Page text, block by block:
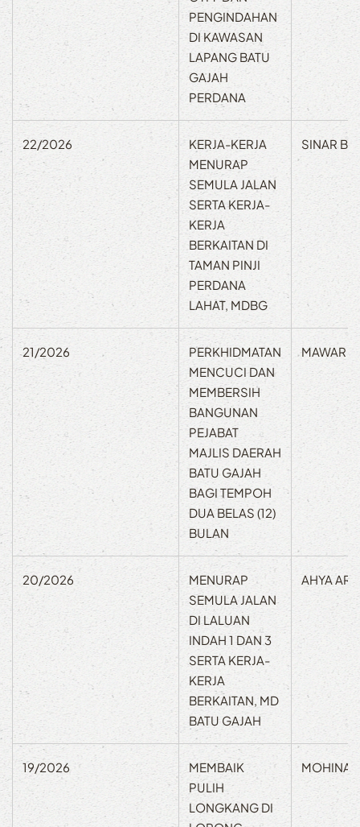
PENGINDAHAN
DI KAWASAN
LAPANG BATU
GAJAH
PERDANA
22/2026
KERJA-KERJA
MENURAP
SEMULA JALAN
SERTA KERJA-
KERJA
BERKAITAN DI
TAMAN PINJI
PERDANA
LAHAT, MDBG
SINAR
21/2026
PERKHIDMATAN
MENCUCI DAN
MEMBERSIH
BANGUNAN
PEJABAT
MAJLIS DAERAH
BATU GAJAH
BAGI TEMPOH
DUA BELAS (12)
BULAN
MAWAR
20/2026
MENURAP
SEMULA JALAN
DI LALUAN
INDAH 1 DAN 3
SERTA KERJA-
KERJA
BERKAITAN, MD
BATU GAJAH
AHYA
19/2026
MEMBAIK
PULIH
LONGKANG DI